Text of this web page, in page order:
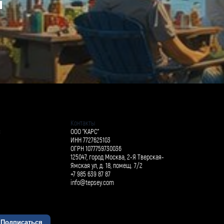
Контакты
ООО "КАРС"
ИНН 7727625103
ОГРН 1077759730036
125047, город Москва, 2-Я Тверская-
Ямская ул, д. 18, помещ. 7/2
+7 985 639 87 87
info@tepsey.com
Подписаться